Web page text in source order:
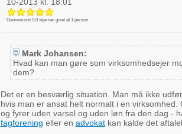
Gennemsnit 5,0stjerner givet af 1person
Mark Johansen:
Hvad kan man gøre som virksomhedsejer
dem?
Det er en besværlig situation. Man må ikke
hvis man er ansat helt normalt i en
og fyrer uden varsel og uden løn fra den dag -
fagforening eller en advokatkan kalde det